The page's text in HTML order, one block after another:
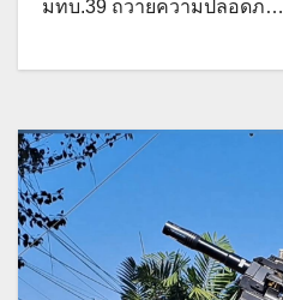
มทบ.39 ถวายความปลอดภ…